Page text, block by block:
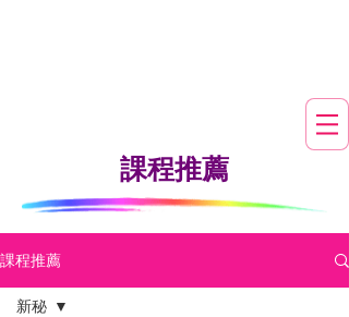
​課程推薦
課程推薦
新秘